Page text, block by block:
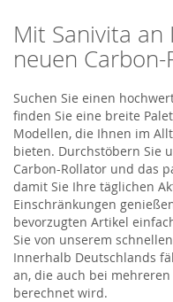
Mit Sanivita an
neuen
Suchen Sie einen
finden Sie eine breite
Modellen, die Ihnen im
bieten. Durchstöbern Sie
Carbon-Rollator und das
damit Sie Ihre täglichen
Einschränkungen
bevorzugten Artikel
Sie von unserem
Innerhalb Deutschlands
an, die auch bei
berechnet wird.